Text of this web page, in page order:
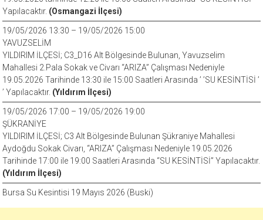
Yapılacaktır. (Osmangazi İlçesi)
19/05/2026 13:30 – 19/05/2026 15:00
YAVUZSELİM
YILDIRIM İLÇESİ; C3_D16 Alt Bölgesinde Bulunan, Yavuzselim
Mahallesi 2.Pala Sokak ve Civarı “ARIZA” Çalışması Nedeniyle
19.05.2026 Tarihinde 13:30 ile 15:00 Saatleri Arasında ’ ’SU KESİNTİSİ ’
’ Yapılacaktır. (Yıldırım İlçesi)
19/05/2026 17:00 – 19/05/2026 19:00
ŞÜKRANİYE
YILDIRIM İLÇESİ; C3 Alt Bölgesinde Bulunan Şükraniye Mahallesi
Aydoğdu Sokak Civarı, “ARIZA” Çalışması Nedeniyle 19.05.2026
Tarihinde 17:00 ile 19:00 Saatleri Arasında “SU KESİNTİSİ” Yapılacaktır.
(Yıldırım İlçesi)
Bursa Su Kesintisi 19 Mayıs 2026 (Buski)